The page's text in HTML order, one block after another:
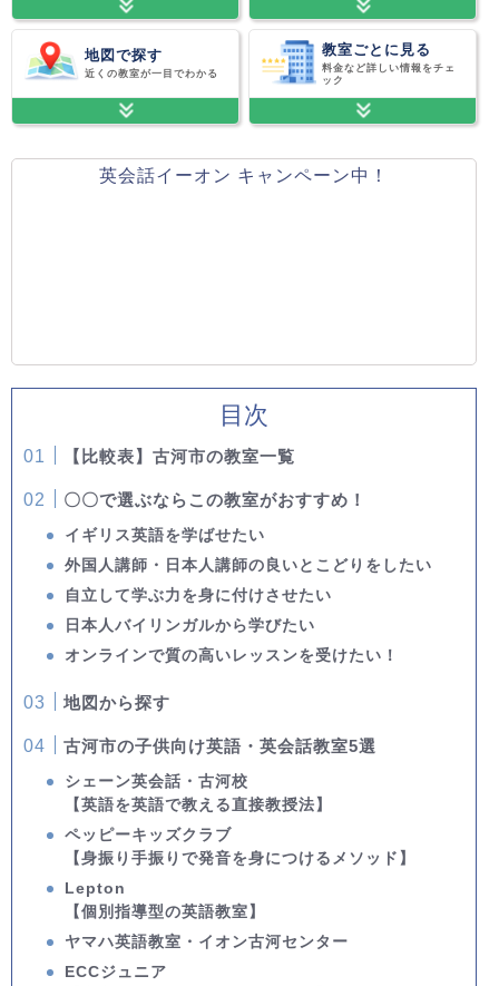
地図で探す
近くの教室が一目でわかる
教室ごとに見る
料金など詳しい情報をチェ
ック
英会話イーオン キャンペーン中！
目次
【比較表】古河市の教室一覧
〇〇で選ぶならこの教室がおすすめ！
イギリス英語を学ばせたい
外国人講師・日本人講師の良いとこどりをしたい
自立して学ぶ力を身に付けさせたい
日本人バイリンガルから学びたい
オンラインで質の高いレッスンを受けたい！
地図から探す
古河市の子供向け英語・英会話教室5選
シェーン英会話・古河校
【英語を英語で教える直接教授法】
ペッピーキッズクラブ
【身振り手振りで発音を身につけるメソッド】
Lepton
【個別指導型の英語教室】
ヤマハ英語教室・イオン古河センター
ECCジュニア